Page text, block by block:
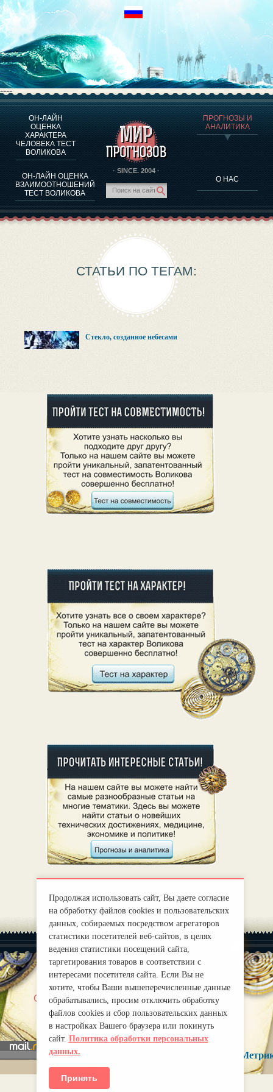
----
ОН-ЛАЙН
ОЦЕНКА
ХАРАКТЕРА
ЧЕЛОВЕКА ТЕСТ
ВОЛИКОВА
ОН-ЛАЙН ОЦЕНКА
ВЗАИМООТНОШЕНИЙ
ТЕСТ ВОЛИКОВА
· SINCE. 2004 ·
ПРОГНОЗЫ И
АНАЛИТИКА
О НАС
О ПРОГРАММЕ
ОЦЕНКА ХАРАКТЕРA ЧЕЛОВЕКА
ОЦЕНКА ХАРАКТЕРА ВЫДАЮЩИХСЯ ЛИЧНОСТЕЙ
О ПРОГРАММЕ
ТЕСТ НА СОВМЕСТИМОСТЬ ВОЛИКОВА
ПРОГНОЗЫ И АНАЛИТИКА
СТАТЬИ ПО ТЕГАМ:
Стекло, созданное небесами
О нас
Правила
mirprognoz@mail.ru
Продолжая использовать сайт, Вы даете согласие
на обработку файлов cookies и пользовательских
данных, собираемых посредством агрегаторов
статистики посетителей веб-сайтов, в целях
ведения статистики посещений сайта,
таргетирования товаров в соответствии с
интересами посетителя сайта. Если Вы не
хотите, чтобы Ваши вышеперечисленные данные
обрабатывались, просим отключить обработку
файлов cookies и сбор пользовательских данных
в настройках Вашего браузера или покинуть
сайт. Политика обработки персональных
данных.
Принять